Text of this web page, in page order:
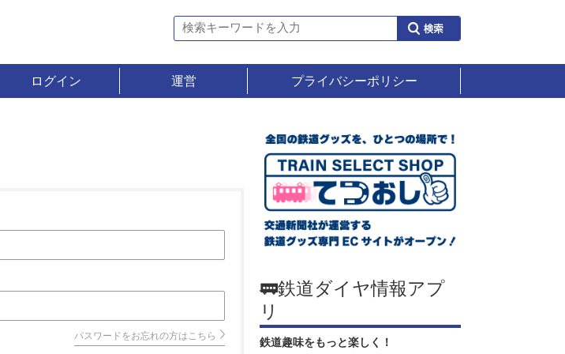
ログイン 運営 プライバシーポリシー
パスワードをお忘れの方はこちら
🚃鉄道ダイヤ情報アプ
リ
鉄道趣味をもっと楽しく！